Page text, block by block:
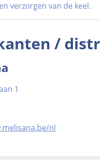
verzorgen van de keel.
/
1
nl